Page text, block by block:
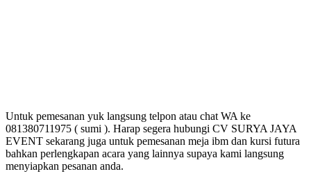
Untuk pemesanan yuk langsung telpon atau chat WA ke
081380711975 ( sumi ). Harap segera hubungi CV SURYA JAYA
EVENT sekarang juga untuk pemesanan meja ibm dan kursi futura
bahkan perlengkapan acara yang lainnya supaya kami langsung
menyiapkan pesanan anda.